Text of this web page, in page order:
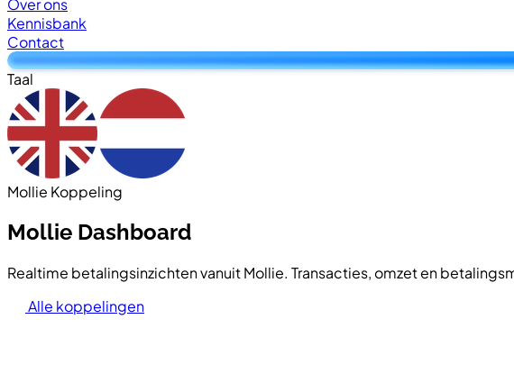
Over ons
Kennisbank
Contact
Taal
Mollie Koppeling
Mollie Dashboard
Realtime betalingsinzichten vanuit Mollie. Transacties, omzet en
Alle koppelingen